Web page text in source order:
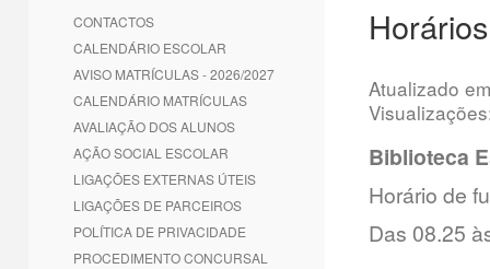
CONTACTOS
CALENDÁRIO ESCOLAR
AVISO MATRÍCULAS - 2026/2027
CALENDÁRIO MATRÍCULAS
AVALIAÇÃO DOS ALUNOS
AÇÃO SOCIAL ESCOLAR
LIGAÇÕES EXTERNAS ÚTEIS
LIGAÇÕES DE PARCEIROS
POLÍTICA DE PRIVACIDADE
PROCEDIMENTO CONCURSAL
Atualizado
Biblioteca
Horário de
Das 08.25